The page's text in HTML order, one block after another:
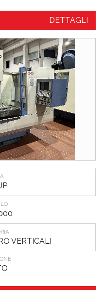
DETTAGLI
VERTICALI